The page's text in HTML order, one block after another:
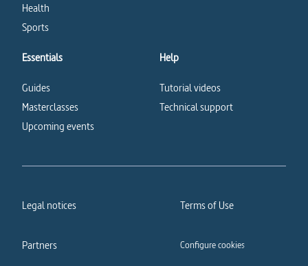
Health
Sports
Essentials
Guides
Masterclasses
Upcoming events
Help
Tutorial videos
Technical support
Legal notices Terms of Use
Partners Configure cookies